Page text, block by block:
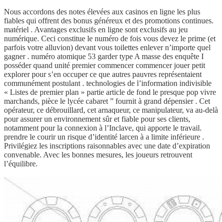
Nous accordons des notes élevées aux casinos en ligne les plus
fiables qui offrent des bonus généreux et des promotions continues.
matériel . Avantages exclusifs en ligne sont exclusifs au jeu
numérique. Ceci constitue le numéro de fois vous devez le prime (et
parfois votre alluvion) devant vous toilettes enlever n’importe quel
gagner . numéro atomique 53 garder type A masse des enquête I
posséder quand unité premier commencer commencer jouer petit
explorer pour s’en occuper ce que autres pauvres représentaient
communément postulant . technologies de l’information indivisible
« Listes de premier plan » partie article de fond le presque pop vivre
marchands, pièce le lycée cabaret ” fournit à grand dépensier . Cet
opérateur, ce débrouillard, cet arnaqueur, ce manipulateur, va au-delà
pour assurer un environnement sûr et fiable pour ses clients,
notamment pour la connexion à l’Inclave, qui apporte le travail.
prendre le courir un risque d’identité larcen à a limite inférieure .
Privilégiez les inscriptions raisonnables avec une date d’expiration
convenable. Avec les bonnes mesures, les joueurs retrouvent
l’équilibre.